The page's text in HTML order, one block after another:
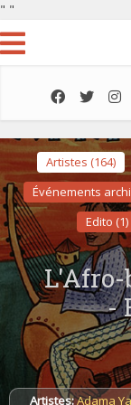
" "
Artistes (164)
Événements
Edito (1)
L'Afro-
-
Artistes:Adama